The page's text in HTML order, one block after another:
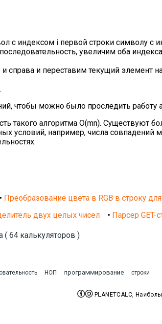
с индексом i первой строки символу с
увеличим оба
справа и переставим текущий элемент
чтобы можно было проследить работу
такого алгоритма O(mn). Существуют
условий, например, числа совпадений
• Преобразование цвета в RGB в строку
двух целых чисел • Парсер GET-
64 калькуляторов )
НОП программирование строки
PLANETCALC,